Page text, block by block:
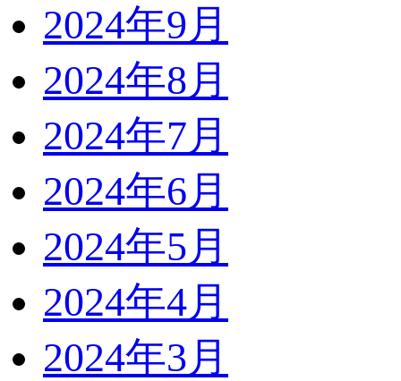
2024年9月
2024年8月
2024年7月
2024年6月
2024年5月
2024年4月
2024年3月